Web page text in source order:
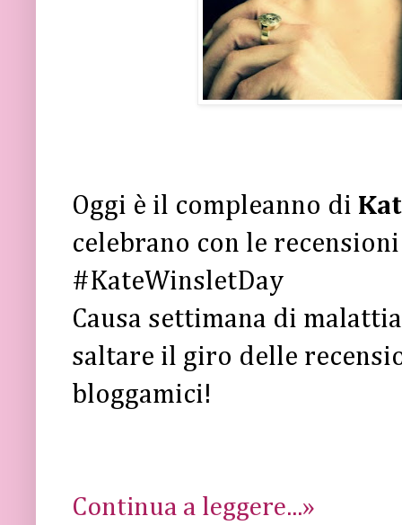
Oggi è il compleanno di
celebrano con le
#KateWinsletDay
Causa settimana di
saltare il giro delle
bloggamici!
Continua a leggere...»